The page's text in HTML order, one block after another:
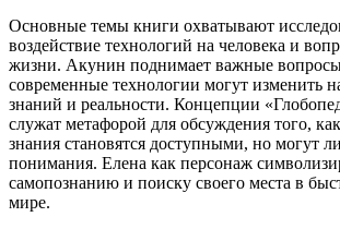
Основные темы книги охватывают
воздействие технологий на человека и
жизни. Акунин поднимает важные
современные технологии могут изменить
знаний и реальности. Концепции
служат метафорой для обсуждения того,
знания становятся доступными, но могут
понимания. Елена как персонаж
самопознанию и поиску своего места в
мире.